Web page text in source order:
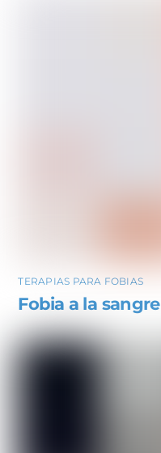
TERAPIAS PARA FOBIAS
Fobia a la sangre